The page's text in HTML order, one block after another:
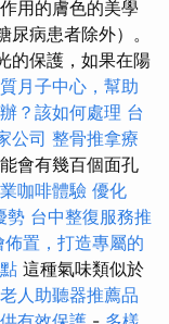
用的膚色的美學
病患者除外）。
的保護，如果在陽
月子中心，幫助
？該如何處理 台
公司 整骨推拿療
會有幾百個面孔
咖啡體驗 優化
勢 台中整復服務推
佈置，打造專屬的
這種氣味類似於
老人助聽器推薦品